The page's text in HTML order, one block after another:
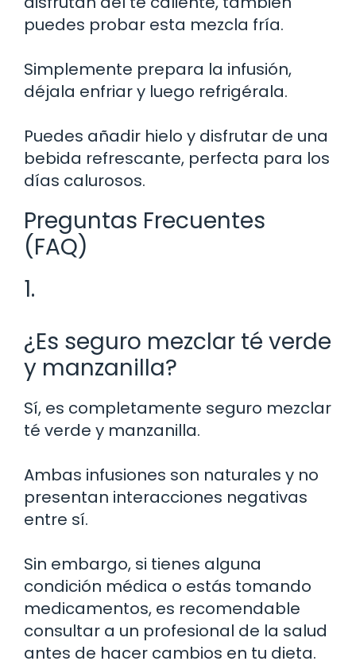
puedes probar esta mezcla fría.
Simplemente prepara la infusión,
déjala enfriar y luego refrigérala.
Puedes añadir hielo y disfrutar de una
bebida refrescante, perfecta para los
días calurosos.
Preguntas Frecuentes
(FAQ)
1.
¿Es seguro mezclar té verde
y manzanilla?
Sí, es completamente seguro mezclar
té verde y manzanilla.
Ambas infusiones son naturales y no
presentan interacciones negativas
entre sí.
Sin embargo, si tienes alguna
condición médica o estás tomando
medicamentos, es recomendable
consultar a un profesional de la salud
antes de hacer cambios en tu dieta.